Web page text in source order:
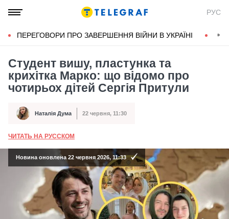
РУС
ПЕРЕГОВОРИ ПРО ЗАВЕРШЕННЯ ВІЙНИ В УКРАЇНІ
Студент вишу, пластунка та
крихітка Марко: що відомо про
чотирьох дітей Сергія Притули
Автор Наталія Дума
Дата публікації 22 червня, 11:30
ЧИТАТЬ НА РУССКОМ
Новина оновлена 22 червня 2026, 11:33